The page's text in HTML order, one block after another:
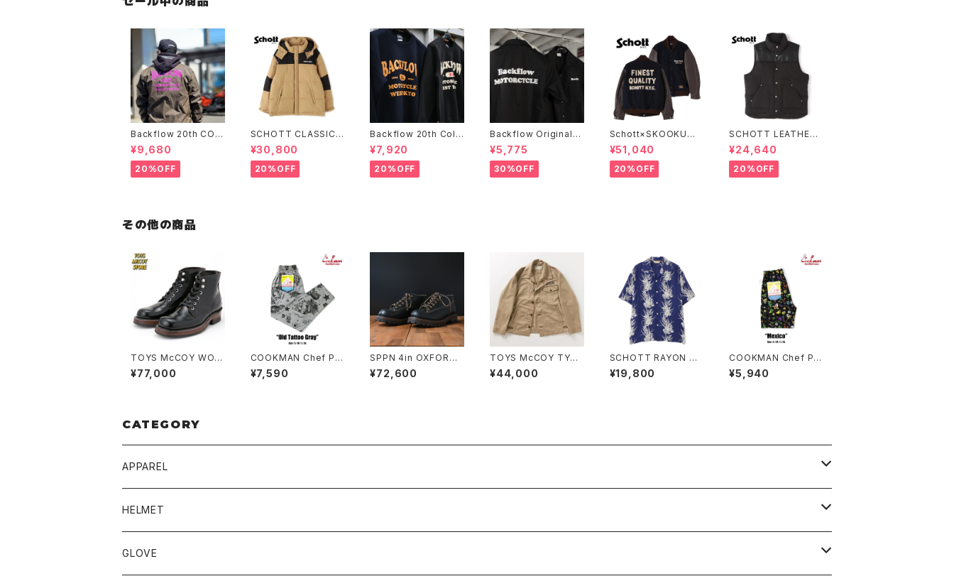
Backflow 20th COL
LEGE COACH JACK
ET
¥9,680
20%OFF
SCHOTT CLASSIC 2
-TONE DOWN JACK
ET
¥30,800
20%OFF
Backflow 20th Coll
ege Logo T/C Swea
t
¥7,920
20%OFF
Backflow Original
T/C Open Collar S/S
Work Shirt
¥5,775
30%OFF
Schott×SKOOKUM
STUDIUM JACKET F
INEST QUALITY
¥51,040
20%OFF
SCHOTT LEATHER
COMBI DOWN VEST
¥24,640
20%OFF
その他の商品
TOYS McCOY WOR
K BOOTS "SAXON"
GLASS LEATHER
¥77,000
COOKMAN Chef Pa
nts Old Tattoo GRA
Y
¥7,590
SPPN 4in OXFORD
BOOTS BLACK TUM
AZ
¥72,600
TOYS McCOY TYPE
A-2 DECK, COMMER
CIAL VER
¥44,000
SCHOTT RAYON SH
IRT CACTUS
¥19,800
COOKMAN Chef Pa
nts Short Mexico
¥5,940
CATEGORY
APPAREL
BLUCO
TOPS
UNCROWD
HELMET
BUCO
GLOVE